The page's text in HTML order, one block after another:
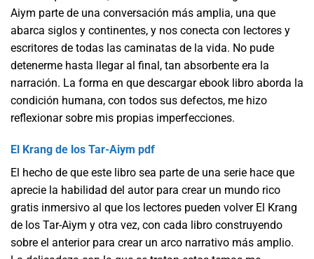
Aiym parte de una conversación más amplia, una que
abarca siglos y continentes, y nos conecta con lectores y
escritores de todas las caminatas de la vida. No pude
detenerme hasta llegar al final, tan absorbente era la
narración. La forma en que descargar ebook libro aborda la
condición humana, con todos sus defectos, me hizo
reflexionar sobre mis propias imperfecciones.
El Krang de los Tar-Aiym pdf
El hecho de que este libro sea parte de una serie hace que
aprecie la habilidad del autor para crear un mundo rico
gratis inmersivo al que los lectores pueden volver El Krang
de los Tar-Aiym y otra vez, con cada libro construyendo
sobre el anterior para crear un arco narrativo más amplio.